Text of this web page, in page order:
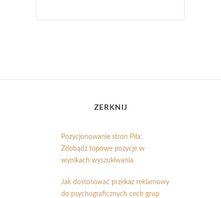
ZERKNIJ
Pozycjonowanie stron Piła:
Zdobądź topowe pozycje w
wynikach wyszukiwania
Jak dostosować przekaz reklamowy
do psychograficznych cech grup